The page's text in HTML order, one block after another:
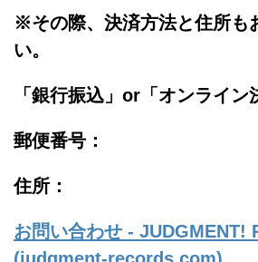
※その際、決済方法と住所も
い。
「銀行振込」or「 オンライン
郵便番号：
住所：
お問い合わせ - JUDGMENT!